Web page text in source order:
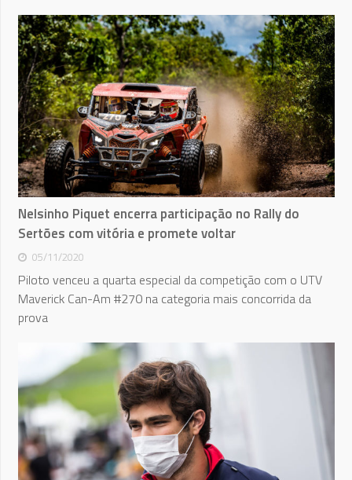
Nelsinho Piquet encerra participação no Rally do
Sertões com vitória e promete voltar
05/11/2020
Piloto venceu a quarta especial da competição com o UTV
Maverick Can-Am #270 na categoria mais concorrida da
prova